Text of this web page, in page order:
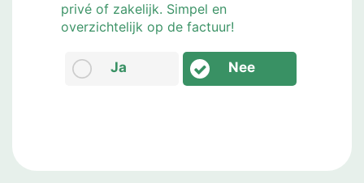
privé of zakelijk. Simpel en
overzichtelijk op de factuur!
Ja Nee